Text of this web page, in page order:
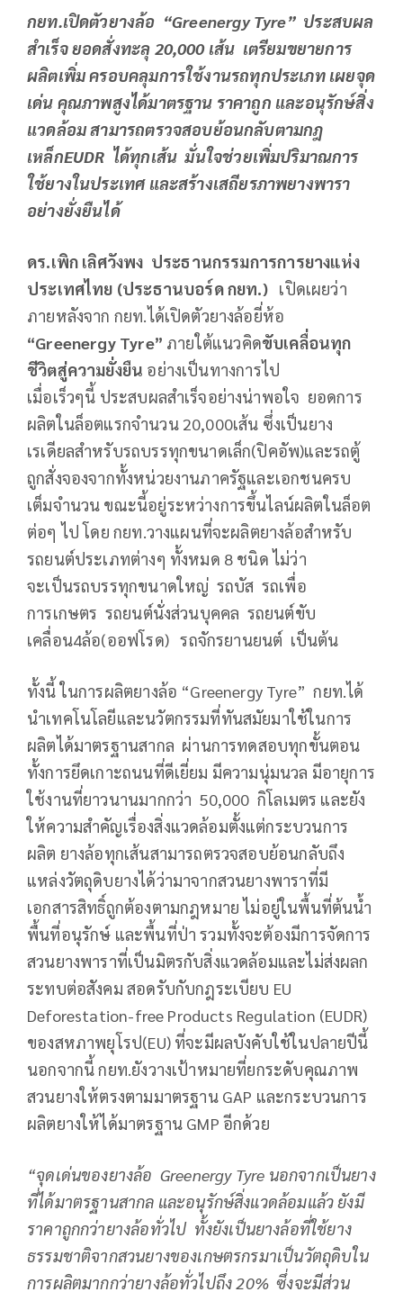
กยท.เปิดตัวยางล้อ “Greenergy Tyre” ประสบผล
สำเร็จยอดสั่งทะลุ 20,000 เส้น เตรียมขยายการ
ผลิตเพิ่ม ครอบคลุมการใช้งานรถทุกประเภทเผยจุด
เด่น คุณภาพสูงได้มาตรฐาน ราคาถูก และอนุรักษ์สิ่ง
แวดล้อม สามารถตรวจสอบย้อนกลับตามกฎ
เหล็กEUDR ได้ทุกเส้น มั่นใจช่วยเพิ่มปริมาณการ
ใช้ยางในประเทศและสร้างเสถียรภาพยางพารา
อย่างยั่งยืนได้
ดร.เพิก เลิศวังพง ประธานกรรมการการยางแห่ง
ประเทศไทย (ประธานบอร์ด กยท.)เปิดเผยว่า
ภายหลังจาก กยท.ได้เปิดตัวยางล้อยี่ห้อ
“Greenergy Tyre” ภายใต้แนวคิดขับเคลื่อนทุก
ชีวิตสู่ความยั่งยืน อย่างเป็นทางการไป
เมื่อเร็วๆนี้ ประสบผลสำเร็จอย่างน่าพอใจ ยอดการ
ผลิตในล็อตแรกจำนวน 20,000เส้น ซึ่งเป็นยาง
เรเดียลสำหรับรถบรรทุกขนาดเล็ก(ปิคอัพ)และรถตู้
ถูกสั่งจองจากทั้งหน่วยงานภาครัฐและเอกชนครบ
เต็มจำนวน ขณะนี้อยู่ระหว่างการขึ้นไลน์ผลิตในล็อต
ต่อๆ ไป โดย กยท.วางแผนที่จะผลิตยางล้อสำหรับ
รถยนต์ประเภทต่างๆ ทั้งหมด 8 ชนิด ไม่ว่า
จะเป็นรถบรรทุกขนาดใหญ่ รถบัส รถเพื่อ
การเกษตร รถยนต์นั่งส่วนบุคคล รถยนต์ขับ
เคลื่อน4ล้อ(ออฟโรด) รถจักรยานยนต์ เป็นต้น
ทั้งนี้ ในการผลิตยางล้อ “Greenergy Tyre” กยท.ได้
นำเทคโนโลยีและนวัตกรรมที่ทันสมัยมาใช้ในการ
ผลิตได้มาตรฐานสากล ผ่านการทดสอบทุกขั้นตอน
ทั้งการยึดเกาะถนนที่ดีเยี่ยม มีความนุ่มนวล มีอายุการ
ใช้งานที่ยาวนานมากกว่า 50,000 กิโลเมตร และยัง
ให้ความสำคัญเรื่องสิ่งแวดล้อมตั้งแต่กระบวนการ
ผลิต ยางล้อทุกเส้นสามารถตรวจสอบย้อนกลับถึง
แหล่งวัตถุดิบยางได้ว่ามาจากสวนยางพาราที่มี
เอกสารสิทธิ์ถูกต้องตามกฎหมาย ไม่อยู่ในพื้นที่ต้นน้ำ
พื้นที่อนุรักษ์ และพื้นที่ป่า รวมทั้งจะต้องมีการจัดการ
สวนยางพาราที่เป็นมิตรกับสิ่งแวดล้อมและไม่ส่งผลก
ระทบต่อสังคม สอดรับกับกฎระเบียบ EU
Deforestation-free Products Regulation (EUDR)
ของสหภาพยุโรป(EU) ที่จะมีผลบังคับใช้ในปลายปีนี้
นอกจากนี้ กยท.ยังวางเป้าหมายที่ยกระดับคุณภาพ
สวนยางให้ตรงตามมาตรฐาน GAP และกระบวนการ
ผลิตยางให้ได้มาตรฐาน GMP อีกด้วย
“จุดเด่นของยางล้อ Greenergy Tyre นอกจากเป็นยาง
ที่ได้มาตรฐานสากล และอนุรักษ์สิ่งแวดล้อมแล้ว ยังมี
ราคาถูกกว่ายางล้อทั่วไปทั้งยังเป็นยางล้อที่ใช้ยาง
ธรรมชาติจากสวนยางของเกษตรกรมาเป็นวัตถุดิบใน
การผลิตมากกว่ายางล้อทั่วไปถึง20% ซึ่งจะมีส่วน